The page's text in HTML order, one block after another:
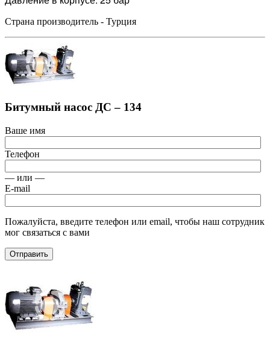
Страна производитель - Турция
Битумный насос ДС – 134
Ваше имя
Телефон
— или —
E-mail
Пожалуйста, введите телефон или email, чтобы наш сотрудник
мог связаться с вами
Отправить